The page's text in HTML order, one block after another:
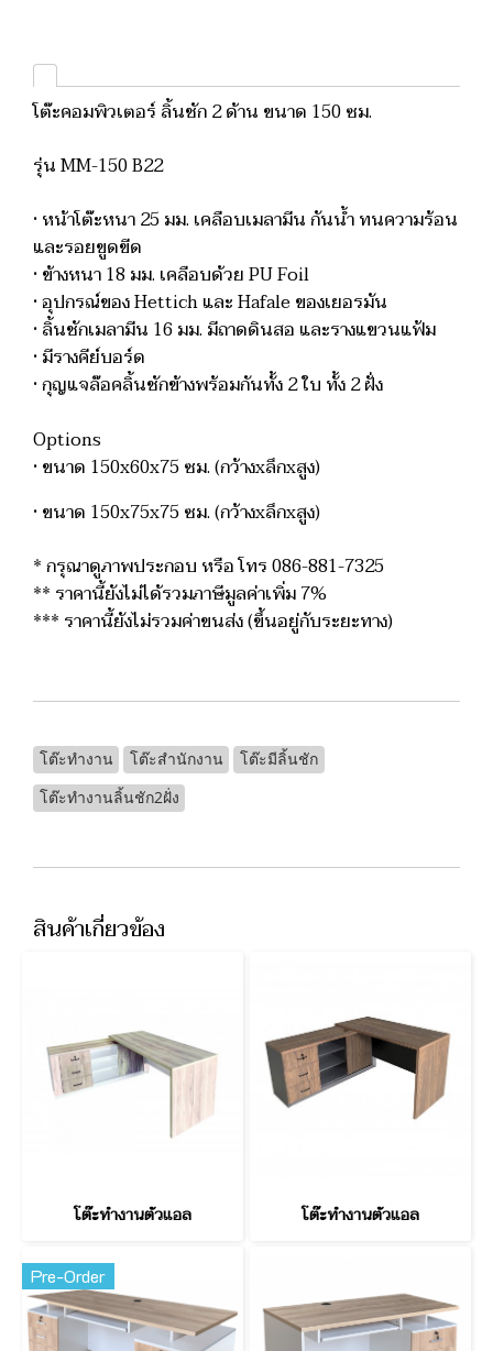
โต๊ะคอมพิวเตอร์ ลิ้นชัก 2 ด้าน ขนาด 150 ซม.
รุ่น MM-150 B22
• หน้าโต๊ะหนา 25 มม. เคลือบเมลามีน กันน้ำ ทนความร้อน
และรอยขูดขีด
• ข้างหนา 18 มม. เคลือบด้วย PU Foil
• อุปกรณ์ของ Hettich และ Hafale ของเยอรมัน
• ลิ้นชักเมลามีน 16 มม. มีถาดดินสอ และรางแขวนแฟ้ม
• มีรางคีย์บอร์ด
• กุญแจล๊อคลิ้นชักข้างพร้อมกันทั้ง 2 ใบ ทั้ง 2 ฝั่ง
Options
• ขนาด 150x60x75 ซม. (กว้างxลึกxสูง)
• ขนาด 150x75x75 ซม. (กว้างxลึกxสูง)
* กรุณาดูภาพประกอบ หรือ โทร 086-881-7325
** ราคานี้ยังไม่ได้รวมภาษีมูลค่าเพิ่ม 7%
*** ราคานี้ยังไม่รวมค่าขนส่ง (ขึ้นอยู่กับระยะทาง)
โต๊ะทำงาน โต๊ะสำนักงาน
โต๊ะมีลิ้นชัก
โต๊ะทำงานลิ้นชัก2ฝั่ง
สินค้าเกี่ยวข้อง
โต๊ะทำงานตัวแอล โต๊ะทำงานตัวแอล
Pre-Order